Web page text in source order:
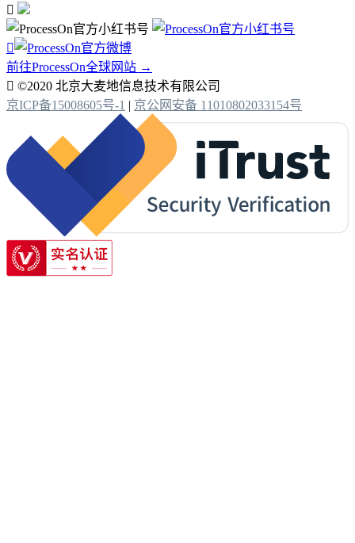


前往ProcessOn全球网站 →
 ©2020 北京大麦地信息技术有限公司
京ICP备15008605号-1 | 京公网安备 11010802033154号